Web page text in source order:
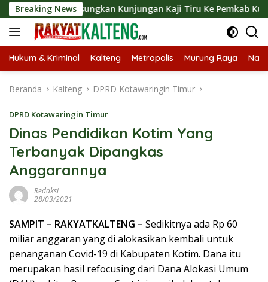
Langsung
ke
konten
Breaking NewsKunjungan Kaji Tiru Ke Pemkab Kulon Progo
Hukum & Kriminal Kalteng Metropolis Murung Raya
Beranda Kalteng DPRD Kotawaringin Timur
DPRD Kotawaringin Timur
Dinas Pendidikan Kotim Yang
Terbanyak Dipangkas
Anggarannya
Redaksi
28/03/2021
SAMPIT – RAKYATKALTENG – Sedikitnya ada Rp 60
miliar anggaran yang di alokasikan kembali untuk
penanganan Covid-19 di Kabupaten Kotim. Dana itu
merupakan hasil refocusing dari Dana Alokasi Umum